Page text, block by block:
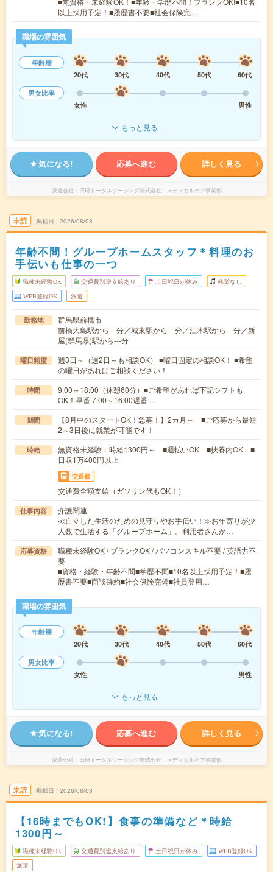
以上採用予定！■履歴書不要■社会保険完…
職場の雰囲気
年齢層
20代
30代 40代 50代
60代
男女比率
女性
男性
もっと見る
気になる! 応募へ進む 詳しく見る
派遣会社 日研トータルソーシング株式会社 メディカルケア事業部
未読 掲載日 2026/08/03
年齢不問！グループホームスタッフ＊料理のお
手伝いも仕事の一つ
職種未経験OK 交通費別途支給あり 土日祝日が休み 残業なし
WEB登録OK 派遣
勤務地
群馬県前橋市
前橋大島駅から---分／城東駅から---分／江木駅から---分／新
屋(群馬県)駅から---分
曜日頻度
週3日～（週2日～も相談OK） ■曜日固定の相談OK！ ■希望
の曜日があればご相談ください！
時間
9:00～18:00（休憩60分）■ご希望があれば下記シフトも
OK！早番 7:00～16:00遅番 …
期間
【8月中のスタートOK！急募！】2カ月～ ■ご応募から最短
2～3日後に就業が可能です！
時給
無資格未経験：時給1300円～ ■週払いOK ■扶養内OK ■
日収1万400円以上
交通費
交通費全額支給（ガソリン代もOK！）
仕事内容
介護関連
≪自立した生活のための見守りやお手伝い！≫お年寄りが少
人数で生活する「グループホーム」。利用者さんが…
応募資格
職種未経験OK / ブランクOK / パソコンスキル不要 / 英語力不
要
■資格・経験・年齢不問■学歴不問■10名以上採用予定！■履
歴書不要■面談確約■社会保険完備■社員登用…
職場の雰囲気
年齢層
20代
30代 40代 50代
60代
男女比率
女性
男性
もっと見る
気になる! 応募へ進む 詳しく見る
派遣会社 日研トータルソーシング株式会社 メディカルケア事業部
未読 掲載日 2026/08/03
【16時までもOK!】食事の準備など＊時給
1300円～
職種未経験OK 交通費別途支給あり 土日祝日が休み WEB登録OK
派遣